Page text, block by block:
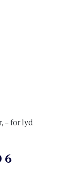
– for lyd
6